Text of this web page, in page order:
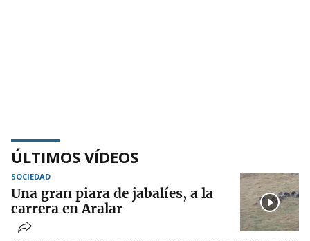
ÚLTIMOS VÍDEOS
SOCIEDAD
Una gran piara de jabalíes, a la
carrera en Aralar